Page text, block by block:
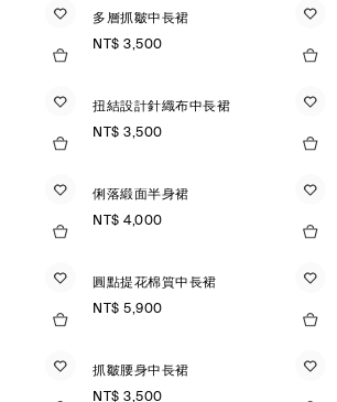
多層抓皺中長裙
NT$ 3,500
扭結設計針織布中長裙
NT$ 3,500
俐落緞面半身裙
NT$ 4,000
圓點提花棉質中長裙
NT$ 5,900
抓皺腰身中長裙
NT$ 3,500